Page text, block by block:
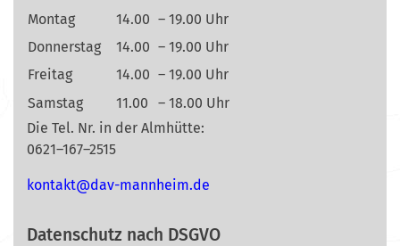
Montag 14.00 – 19.00 Uhr
Donnerstag
14.00 – 19.00 Uhr
Freitag
14.00 – 19.00 Uhr
Samstag
11.00
– 18.00 Uhr
Die Tel. Nr. in der Almhütte:
0621–167–2515
ed.mi
ehnna
m-vad
@tkat
nok
Datenschutz nach DSGVO